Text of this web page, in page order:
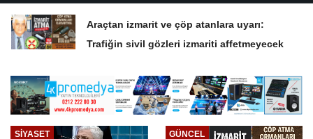
TÜİK Temmuz enflasyonunu %31,75;
ENAG %50,49 olarak açıkladı
GÜNCEL EKONOMI